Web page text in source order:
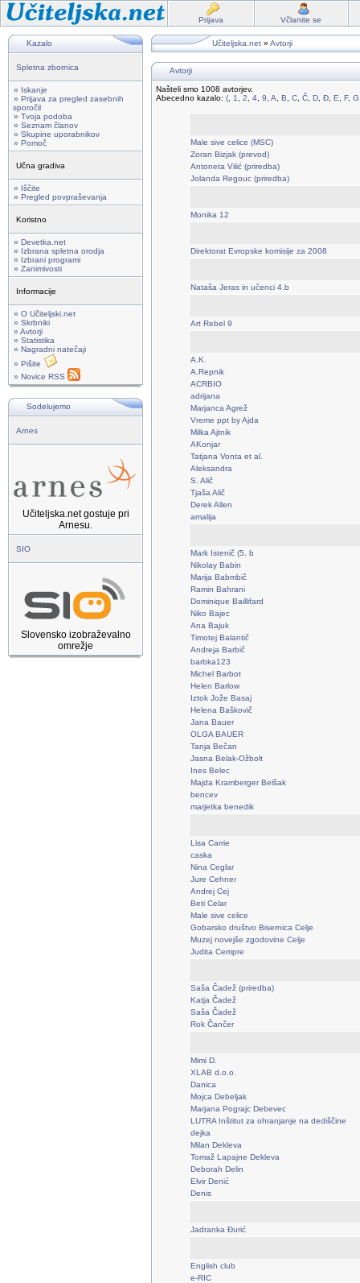
Prijava Včlanite se
Kazalo
Spletna zbornica
» Iskanje
» Prijava za pregled zasebnih
sporočil
» Tvoja podoba
» Seznam članov
» Skupine uporabnikov
» Pomoč
Učna gradiva
» Iščite
» Pregled povpraševanja
Koristno
» Devetka.net
» Izbrana spletna orodja
» Izbrani programi
» Zanimivosti
Informacije
» O Učiteljski.net
» Skrbniki
» Avtorji
» Statistika
» Nagradni natečaji
» Pišite
» Novice RSS
Sodelujemo
Arnes
Učiteljska.net gostuje pri
Arnesu.
SIO
Slovensko izobraževalno
omrežje
Učiteljska.net » Avtorji
Avtorji
Našteli smo 1008 avtorjev.
Abecedno kazalo: ( 1 2 4 9 A B C Č D Đ E F, G
Male sive celice (MSC)
Zoran Bizjak (prevod)
Antoneta Vilić (priredba)
Jolanda Regouc (priredba)
Monika 12
Direktorat Evropske komisije za 2008
Nataša Jeras in učenci 4.b
Art Rebel 9
A.K.
A.Repnik
ACRBIO
adrijana
Marjanca Agrež
Vreme ppt by Ajda
Milka Ajtnik
AKonjar
Tatjana Vonta et al.
Aleksandra
S. Alič
Tjaša Alič
Derek Allen
amalija
Mark Istenič (5. b
Nikolay Babin
Marija Babmbič
Ramin Bahrani
Dominique Baillifard
Niko Bajec
Ana Bajuk
Timotej Balantič
Andreja Barbič
barbka123
Michel Barbot
Helen Barlow
Iztok Jože Basaj
Helena Baškovič
Jana Bauer
OLGA BAUER
Tanja Bečan
Jasna Belak-Ožbolt
Ines Belec
Majda Kramberger Belšak
bencev
marjetka benedik
Lisa Carrie
caska
Nina Ceglar
Jure Cehner
Andrej Cej
Beti Celar
Male sive celice
Gobarsko društvo Bisernica Celje
Muzej novejše zgodovine Celje
Judita Cempre
Saša Čadež (priredba)
Katja Čadež
Saša Čadež
Rok Čančer
Mimi D.
XLAB d.o.o.
Danica
Mojca Debeljak
Marjana Pograjc Debevec
LUTRA Inštitut za ohranjanje na dediščine
dejka
Milan Dekleva
Tomaž Lapajne Dekleva
Deborah Delin
Elvir Denić
Denis
Jadranka Đurić
English club
e-RIC